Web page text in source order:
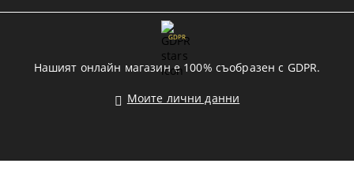
GDPR
Нашият онлайн магазин е 100% съобразен с GDPR.
Моите лични данни